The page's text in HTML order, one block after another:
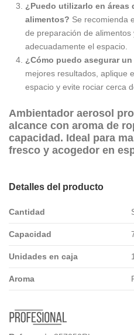
¿Puedo utilizarlo en áreas
alimentos? Se recomienda
de preparación de
adecuadamente el espacio.
¿Cómo puedo asegurar
mejores resultados, aplique
espacio y evite rociar cerca
Ambientador aerosol
alcance con aroma de
capacidad. Ideal para
fresco y acogedor en
Detalles del producto
Cantidad
Capacidad
Unidades en caja
Aroma